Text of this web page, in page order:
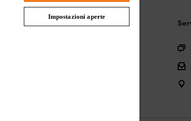
STIHL FAQ
Impostazioni aperte